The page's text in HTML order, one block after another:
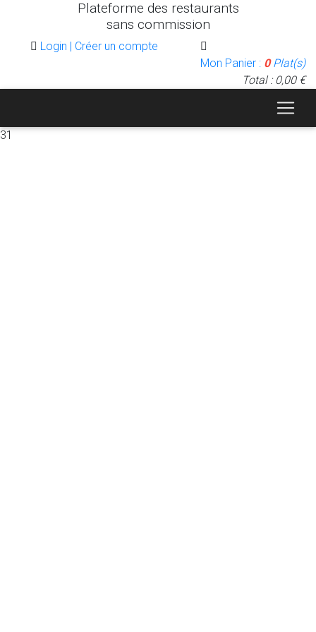
Plateforme des restaurants
sans commission
Login | Créer un compte
Mon Panier : 0Plat(s)
Total : 0,00 €
31